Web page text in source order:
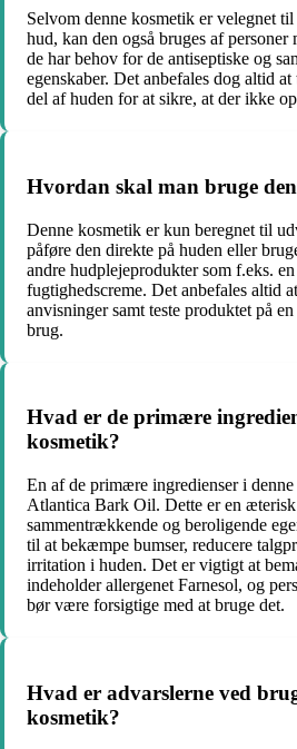
Selvom denne kosmetik er velegnet
hud, kan den også bruges af personer
de har behov for de antiseptiske og
egenskaber. Det anbefales dog altid
del af huden for at sikre, at der ikke
Hvordan skal man bruge
Denne kosmetik er kun beregnet til
påføre den direkte på huden eller
andre hudplejeprodukter som f.eks.
fugtighedscreme. Det anbefales altid
anvisninger samt teste produktet på
brug.
Hvad er de primære
kosmetik?
En af de primære ingredienser i
Atlantica Bark Oil. Dette er en
sammentrækkende og beroligende
til at bekæmpe bumser, reducere
irritation i huden. Det er vigtigt at
indeholder allergenet Farnesol, og
bør være forsigtige med at bruge det.
Hvad er advarslerne ved
kosmetik?